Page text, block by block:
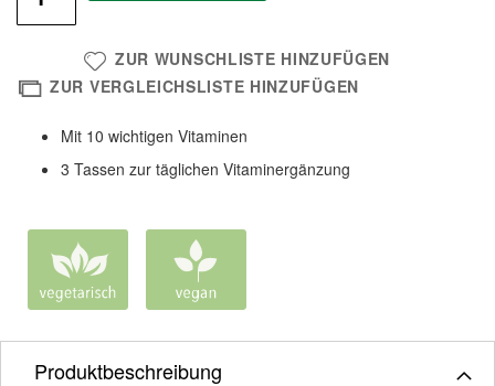
ZUR WUNSCHLISTE HINZUFÜGEN
ZUR VERGLEICHSLISTE HINZUFÜGEN
Mit 10 wichtigen Vitaminen
3 Tassen zur täglichen Vitaminergänzung
Produktbeschreibung